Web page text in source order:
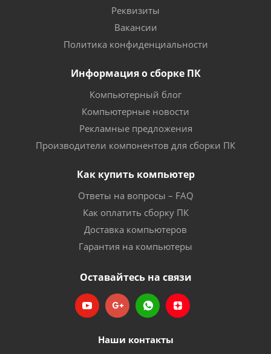
Реквизиты
Вакансии
Политика конфиденциальности
Информация о сборке ПК
Компьютерный блог
Компьютерные новости
Рекламные предложения
Производители компонентов для сборки ПК
Как купить компьютер
Ответы на вопросы – FAQ
Как оплатить сборку ПК
Доставка компьютеров
Гарантия на компьютеры
Оставайтесь на связи
Наши контакты